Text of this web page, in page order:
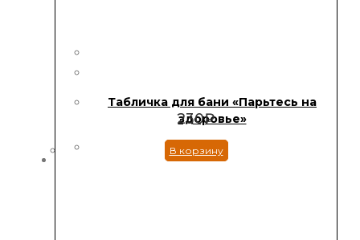
Табличка для бани «Парьтесь на
здоровье»
230₽
В корзину